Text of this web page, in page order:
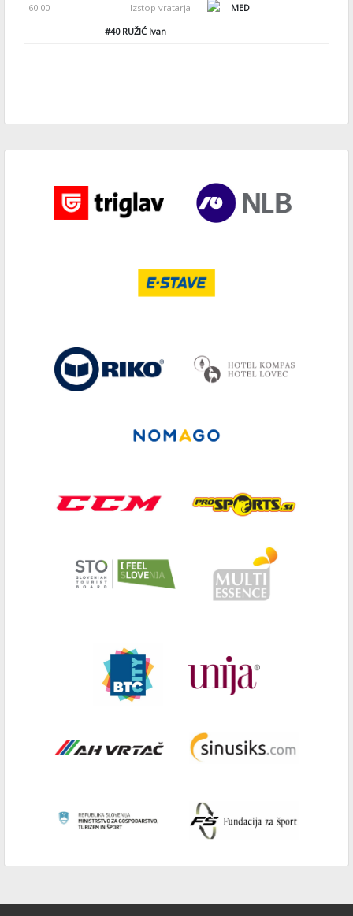
60:00 Izstop vratarja
MED
#40RUŽIĆ Ivan